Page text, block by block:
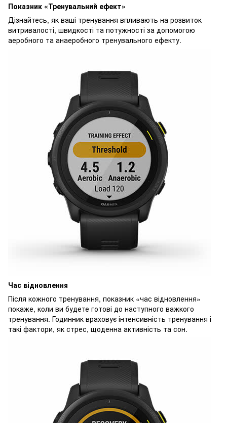
Показник «Тренувальний ефект»
Дізнайтесь, як ваші тренування впливають на розвиток
витривалості, швидкості та потужності за допомогою
аеробного та анаеробного тренувального ефекту.
Час відновлення
Після кожного тренування, показник «час відновлення»
покаже, коли ви будете готові до наступного важкого
тренування. Годинник враховує інтенсивність тренування і
такі фактори, як стрес, щоденна активність та сон.